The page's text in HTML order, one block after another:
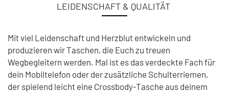
LEIDENSCHAFT & QUALITÄT
Mit viel Leidenschaft und Herzblut entwickeln und
produzieren wir Taschen, die Euch zu treuen
Wegbegleitern werden. Mal ist es das verdeckte Fach für
dein Mobiltelefon oder der zusätzliche Schulterriemen,
der spielend leicht eine Crossbody-Tasche aus deinem